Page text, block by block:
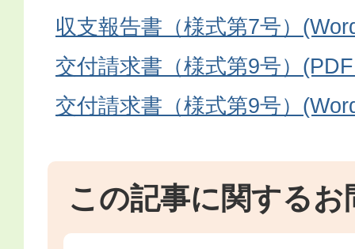
収支報告書（様式第7号）
交付請求書（様式第9号）
交付請求書（様式第9号）
この記事に関するお